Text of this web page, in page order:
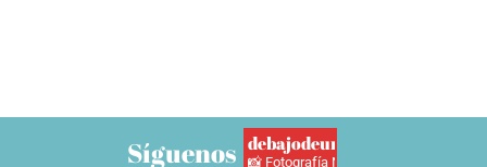
Síguenos debajodeunbotonfotografia
📸 Fotografía Newborn, Infantil,